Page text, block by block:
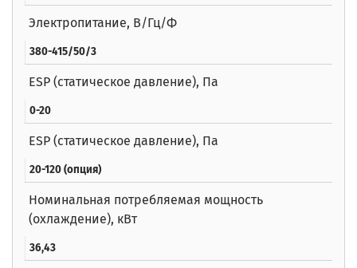
Электропитание, В/Гц/Ф
380-415/50/3
ESP (статическое давление), Па
0-20
ESP (статическое давление), Па
20-120 (опция)
Номинальная потребляемая мощность
(охлаждение), кВт
36,43